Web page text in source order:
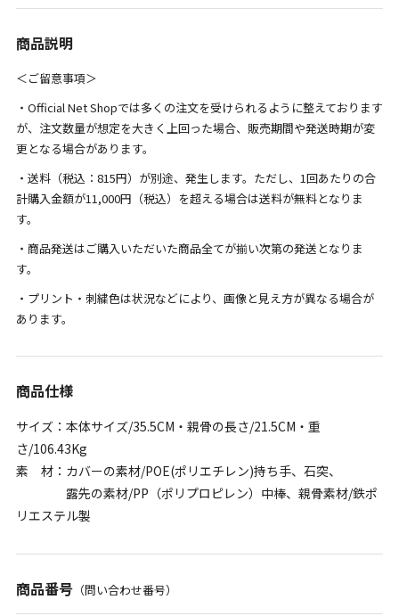
商品説明
＜ご留意事項＞
・Official Net Shopでは多くの注文を受けられるように整えております
が、注文数量が想定を大きく上回った場合、販売期間や発送時期が変
更となる場合があります。
・送料（税込：815円）が別途、発生します。ただし、1回あたりの合
計購入金額が11,000円（税込）を超える場合は送料が無料となりま
す。
・商品発送はご購入いただいた商品全てが揃い次第の発送となりま
す。
・プリント・刺繍色は状況などにより、画像と見え方が異なる場合が
あります。
商品仕様
サイズ：本体サイズ/35.5CM・親骨の長さ/21.5CM・重
さ/106.43Kg
素 材：カバーの素材/POE(ポリエチレン)持ち手、石突、
露先の素材/PP（ポリプロピレン）中棒、親骨素材/鉄ポ
リエステル製
商品番号（問い合わせ番号）